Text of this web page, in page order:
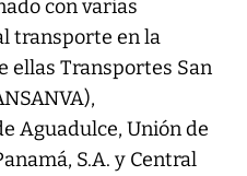
con varias
transporte en la
ellas Transportes San
Aguadulce, Unión de
S.A. y Central